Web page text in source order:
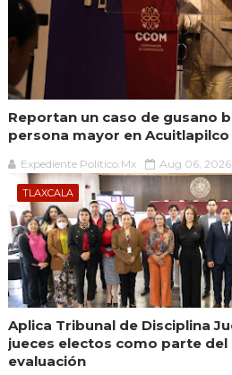
Reportan un caso de gusano
persona mayor en Acuitlapilco
Expediente Político.Mx Aug 06, 2026
TLAXCALA
Aplica Tribunal de Disciplina
jueces electos como parte
evaluación